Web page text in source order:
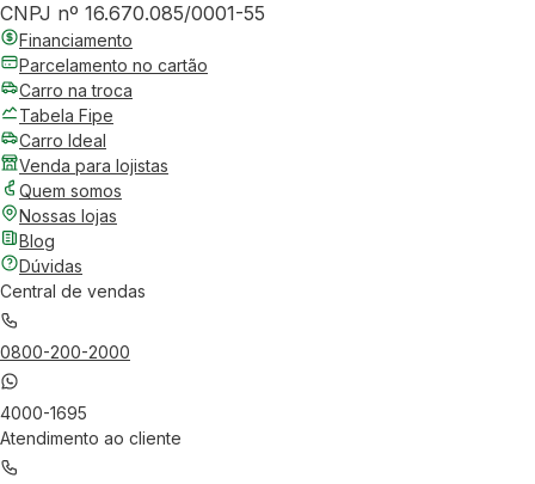
CNPJ nº 16.670.085/0001-55
Financiamento
Parcelamento no cartão
Carro na troca
Tabela Fipe
Carro Ideal
Venda para lojistas
Quem somos
Nossas lojas
Blog
Dúvidas
Central de vendas
0800-200-2000
4000-1695
Atendimento ao cliente